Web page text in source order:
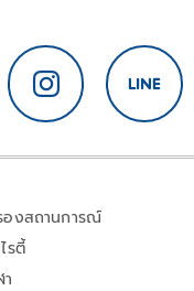
องสถานการณ์
รตี้